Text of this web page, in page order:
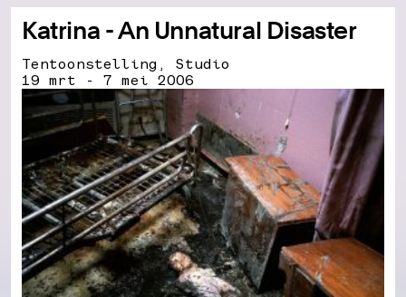
Katrina - An Unnatural Disaster
Tentoonstelling, Studio
19 mrt - 7 mei 2006